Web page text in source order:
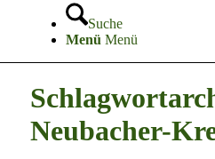
Suche
Menü Menü
Neubacher-